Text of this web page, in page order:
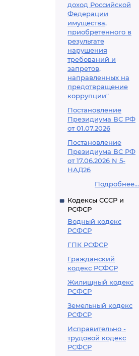
доход Российской
Федерации
имущества,
приобретенного в
результате
нарушения
требований и
запретов,
направленных на
предотвращение
коррупции"
Постановление
Президиума ВС РФ
от 01.07.2026
Постановление
Президиума ВС РФ
от 17.06.2026 N 5-
НАД26
Подробнее...
Кодексы СССР и
РСФСР
Водный кодекс
РСФСР
ГПК РСФСР
Гражданский
кодекс РСФСР
Жилищный кодекс
РСФСР
Земельный кодекс
РСФСР
Исправительно -
трудовой кодекс
РСФСР